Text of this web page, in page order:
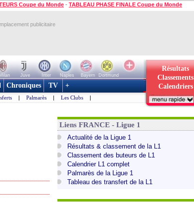
Coupe du Monde - TABLEAU PHASE FINALE Coupe du Monde
publicitaire
Milan Juve Inter Naples Bayern
Dortmund
Résultats
Classements
Calendriers
Chroniques TV +
| Palmarès | Les Clubs |
Liens FRANCE - Ligue 1
Actualité de la Ligue 1
Résultats & classement de la L1
Classement des buteurs de L1
Calendrier L1 complet
Palmarès de la Ligue 1
Tableau des transfert de la L1